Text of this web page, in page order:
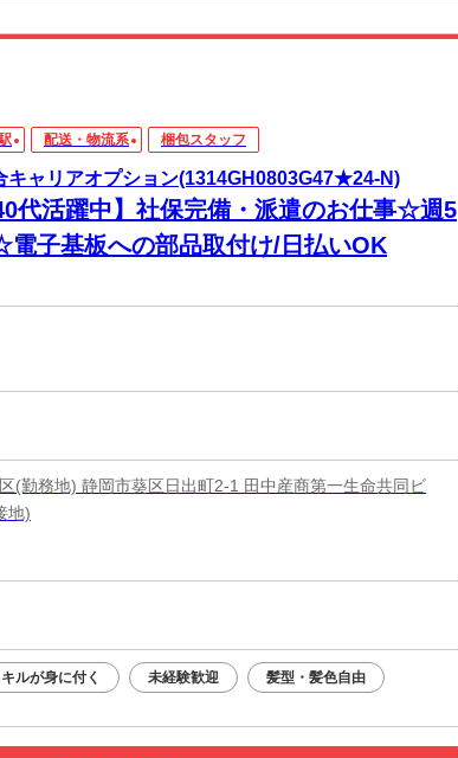
配送・物流系 梱包スタッフ
キャリアオプション(1314GH0803G47★24-N)
代活躍中】社保完備・派遣のお仕事☆週5
子基板への部品取付け/日払いOK
(勤務地) 静岡市葵区日出町2-1 田中産商第一生命共同ビ
地)
ルが身に付く 未経験歓迎 髪型・髪色自由